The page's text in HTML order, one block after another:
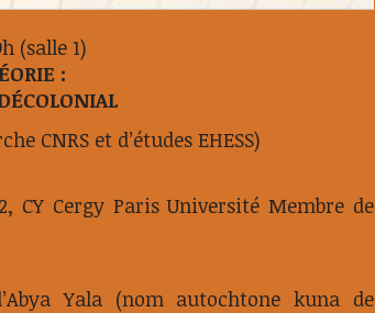
(salle 1)
:
CNRS et d’études EHESS)
CY Cergy Paris Université Membre de
Yala (nom autochtone kuna de